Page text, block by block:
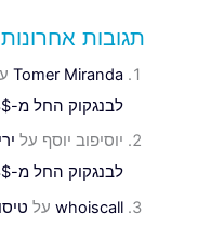
תגובות אחרונות
Tomer Mirandaעל
לבנגקוק החל מ-583$
יוסיפוב יוסףעל
לבנגקוק החל מ-583$
whoiscallעל